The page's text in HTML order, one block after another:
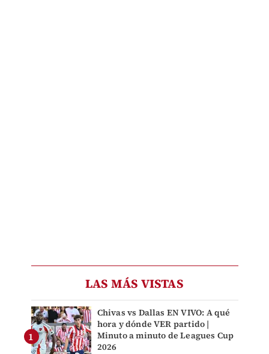
LAS MÁS VISTAS
Chivas vs Dallas EN VIVO: A qué
hora y dónde VER partido |
Minuto a minuto de Leagues Cup
2026